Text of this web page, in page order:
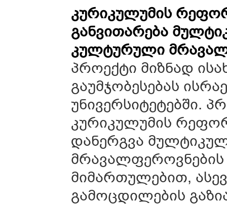
კურიკულუმის
განვითარება
კულტურული
პროექტი მიზნად
გაუმჯობესებას
უნივერსიტეტებში.
კურიკულუმის
დანერგვა
მრავალფეროვნების
მიმართულებით,
გამოცდილების